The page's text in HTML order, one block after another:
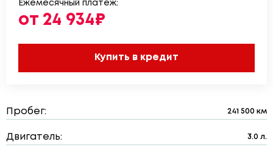
Ежемесячный платеж:
от 24 934₽
Купить в кредит
Пробег: 241 500 км
Двигатель: 3.0 л.